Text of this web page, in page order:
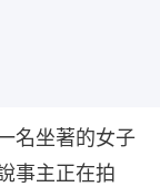
名坐著的女子
事主正在拍